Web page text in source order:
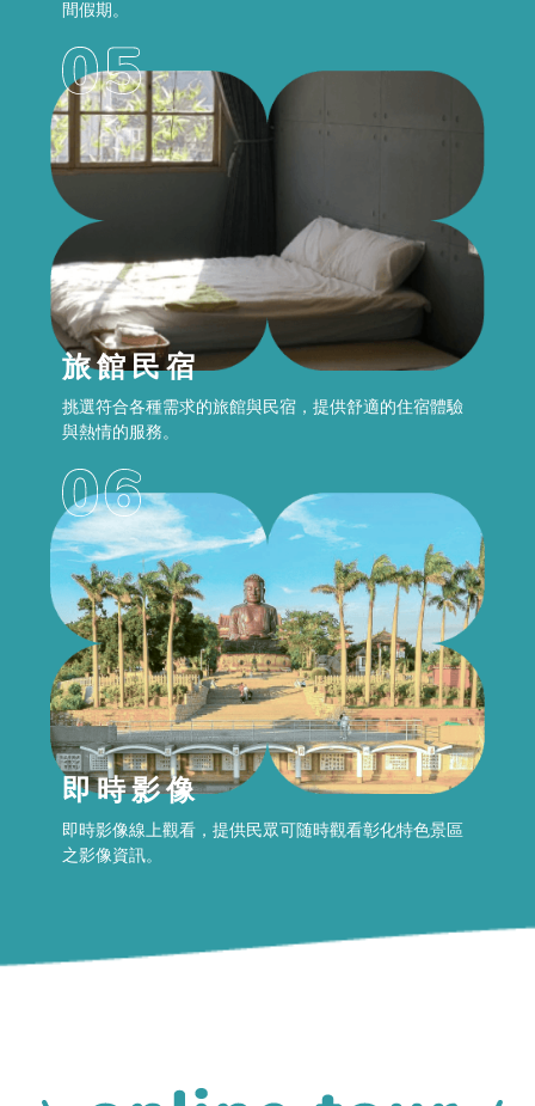
間假期。
旅館民宿
挑選符合各種需求的旅館與民宿，提供舒適的住宿體驗
與熱情的服務。
即時影像
即時影像線上觀看，提供民眾可随時觀看彰化特色景區
之影像資訊。